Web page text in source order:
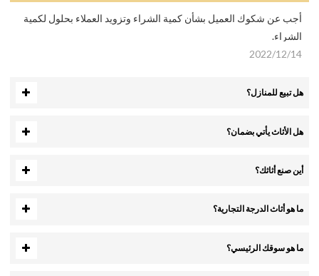
أجب عن شكوك العميل بشأن كمية الشراء وتزويد العملاء بحلول لكمية
الشراء.
2022/12/14
هل تبيع للمنازل؟
هل الأثاث يأتي بضمان؟
أين صنع أثاثك؟
ما هو أثاث الدرجة التجارية؟
ما هو سوقك الرئيسي؟